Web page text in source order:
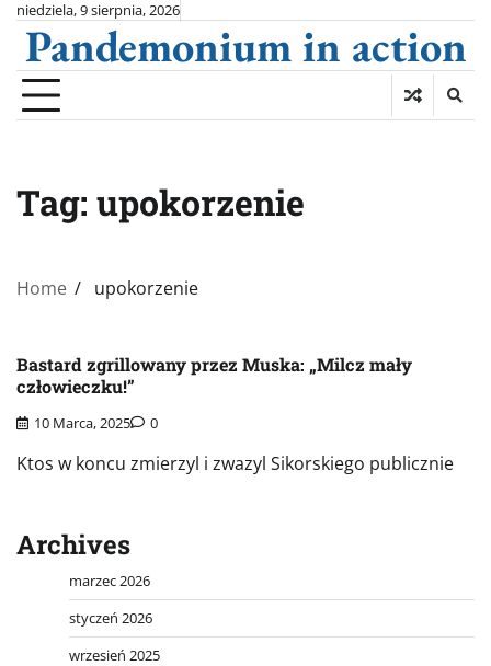
Skip
content
niedziela, 9 sierpnia, 2026
Pandemonium in action
Tag: upokorzenie
Home upokorzenie
Bastard zgrillowany przez Muska: „Milcz mały
człowieczku!”
10 Marca, 2025 0
Ktos w koncu zmierzyl i zwazyl Sikorskiego publicznie
Archives
marzec 2026
styczeń 2026
wrzesień 2025